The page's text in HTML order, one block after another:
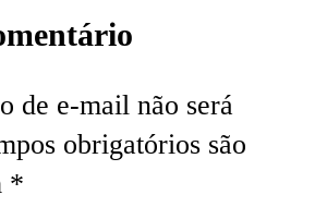
de e-mail não será
obrigatórios são
*